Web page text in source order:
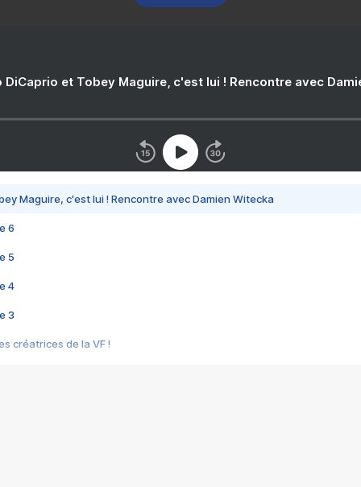
DiCaprio et Tobey Maguire, c'est lui ! Rencontre avec
Maguire, c'est lui ! Rencontre avec Damien Witecka
6
5
4
3
créatrices de la VF !